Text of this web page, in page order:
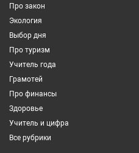
Про закон
Экология
Выбор дня
Про туризм
Учитель года
Грамотей
Про финансы
Здоровье
Учитель и цифра
Все рубрики